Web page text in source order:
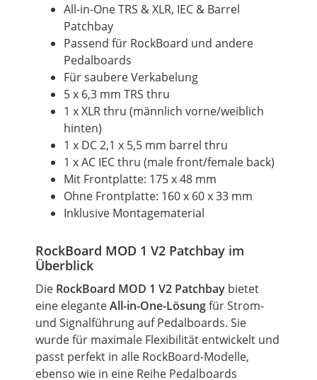
All-in-One TRS & XLR, IEC & Barrel
Patchbay
Passend für RockBoard und andere
Pedalboards
Für saubere Verkabelung
5 x 6,3 mm TRS thru
1 x XLR thru (männlich vorne/weiblich
hinten)
1 x DC 2,1 x 5,5 mm barrel thru
1 x AC IEC thru (male front/female back)
Mit Frontplatte: 175 x 48 mm
Ohne Frontplatte: 160 x 60 x 33 mm
Inklusive Montagematerial
RockBoard MOD 1 V2 Patchbay im
Überblick
Die RockBoard MOD 1 V2 Patchbay bietet
eine eleganteAll-in-One-Lösungfür Strom-
und Signalführung auf Pedalboards. Sie
wurde für maximale Flexibilität entwickelt und
passt perfekt in alle RockBoard-Modelle,
ebenso wie in eine Reihe Pedalboards